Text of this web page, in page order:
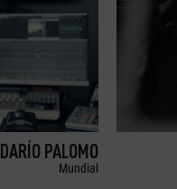
DARÍO PALOMO
Mundial